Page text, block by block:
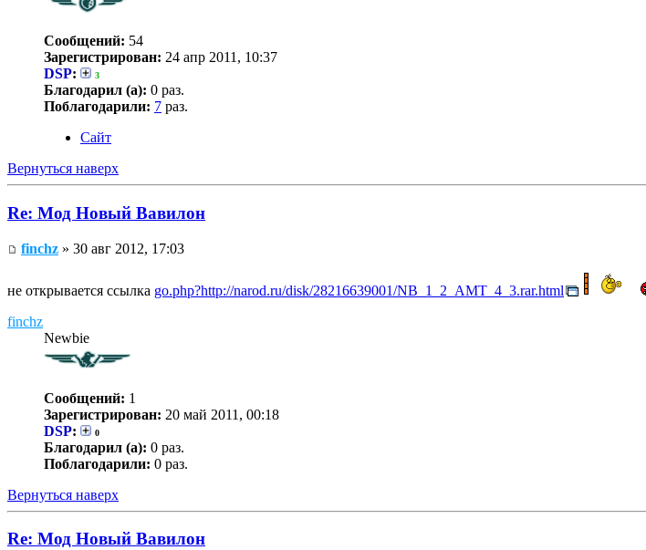
Сообщений: 54
Зарегистрирован: 24 апр 2011, 10:37
DSP: 3
Благодарил (а): 0 раз.
Поблагодарили: 7 раз.
Сайт
Вернуться наверх
Re: Мод Новый Вавилон
finchz » 30 авг 2012, 17:03
не открывается ссылка go.php?http://narod.ru/disk/28216639001/NB_1_2_AMT_4_3.rar.html
finchz
Newbie
Сообщений: 1
Зарегистрирован: 20 май 2011, 00:18
DSP: 0
Благодарил (а): 0 раз.
Поблагодарили: 0 раз.
Вернуться наверх
Re: Мод Новый Вавилон